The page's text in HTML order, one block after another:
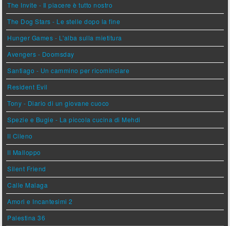
The Invite - Il piacere è tutto nostro
The Dog Stars - Le stelle dopo la fine
Hunger Games - L'alba sulla mietitura
Avengers - Doomsday
Santiago - Un cammino per ricominciare
Resident Evil
Tony - Diario di un giovane cuoco
Spezie e Bugie - La piccola cucina di Mehdi
Il Cileno
Il Malloppo
Silent Friend
Calle Malaga
Amori e Incantesimi 2
Palestina 36